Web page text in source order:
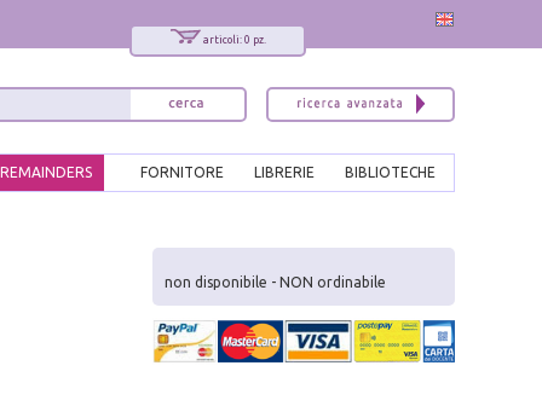
articoli: 0 pz.
BIBLIOTECHE
LIBRERIE
FORNITORE
REMAINDERS
non disponibile - NON ordinabile
x
Interessato ai nostri libri?
Allora iscriviti alla nostra newsletter!
Sarai informato delle nostre novità, potrai
comunque cancellarti quando desideri.